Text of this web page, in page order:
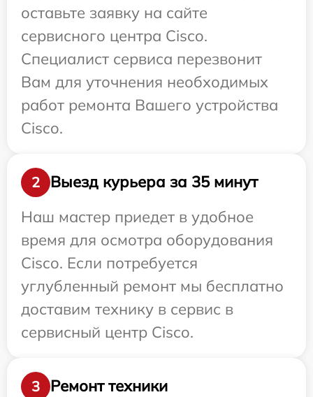
оставьте заявку на сайте
сервисного центра Cisco.
Специалист сервиса перезвонит
Вам для уточнения необходимых
работ ремонта Вашего устройства
Cisco.
2
Выезд курьера за 35 минут
Наш мастер приедет в удобное
время для осмотра оборудования
Cisco. Если потребуется
углубленный ремонт мы бесплатно
доставим технику в сервис в
сервисный центр Cisco.
3 Ремонт техники